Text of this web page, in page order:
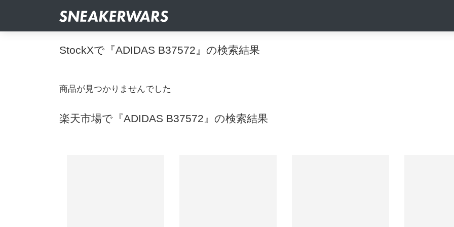
StockXで『ADIDAS B37572』の検索結果
商品が見つかりませんでした
楽天市場で『ADIDAS B37572』の検索結果